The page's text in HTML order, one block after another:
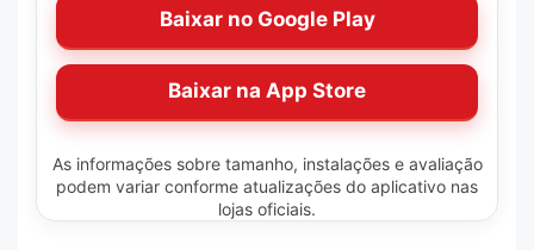
Baixar no Google Play
Baixar na App Store
As informações sobre tamanho, instalações e avaliação
podem variar conforme atualizações do aplicativo nas
lojas oficiais.